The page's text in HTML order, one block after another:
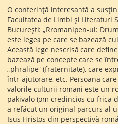
O conferință interesantă a
Facultatea de Limbi și Literaturi
București: „Rromanipen-ul:
este legea pe care se bazează
Această lege nescrisă care
bazează pe concepte care se
„phralipe” (fraternitate), care
într-ajutorare, etc. Persoana
valorile culturii romani este un
pakivalo (om credincios cu frica
a refăcut un original parcurs al
Isus Hristos din perspectivă